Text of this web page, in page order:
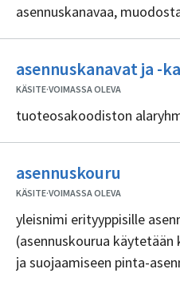
asennuskanavaa,
asennuskanavat ja -
KÄSITE·VOIMASSA OLEVA
tuoteosakoodiston
asennuskouru
KÄSITE·VOIMASSA OLEVA
yleisnimi erityyppisille
(asennuskourua
ja suojaamiseen pinta-